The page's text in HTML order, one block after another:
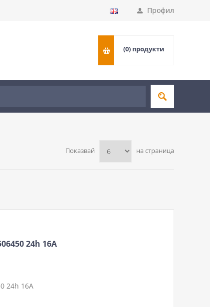
Профил
(0) продукти
Показвай на страница
24h 16A
24h 16A